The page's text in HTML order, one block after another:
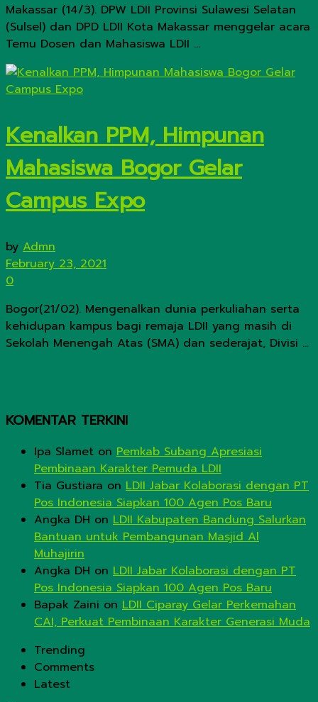
Makassar (14/3). DPW LDII Provinsi Sulawesi Selatan
(Sulsel) dan DPD LDII Kota Makassar menggelar acara
Temu Dosen dan Mahasiswa LDII ...
Kenalkan PPM, Himpunan
Mahasiswa Bogor Gelar
Campus Expo
by Admn
February 23, 2021
0
Bogor(21/02). Mengenalkan dunia perkuliahan serta
kehidupan kampus bagi remaja LDII yang masih di
Sekolah Menengah Atas (SMA) dan sederajat, Divisi ...
KOMENTAR TERKINI
Ipa Slamet on Pemkab Subang Apresiasi
Pembinaan Karakter Pemuda LDII
Tia Gustiara on LDII Jabar Kolaborasi dengan PT
Pos Indonesia Siapkan 100 Agen Pos Baru
Angka DH on LDII Kabupaten Bandung Salurkan
Bantuan untuk Pembangunan Masjid Al
Muhajirin
Angka DH on LDII Jabar Kolaborasi dengan PT
Pos Indonesia Siapkan 100 Agen Pos Baru
Bapak Zaini on LDII Ciparay Gelar Perkemahan
CAI, Perkuat Pembinaan Karakter Generasi Muda
Trending
Comments
Latest